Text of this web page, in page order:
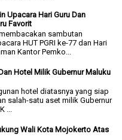
Upacara Hari Guru Dan
Favorit
sambutan
HUT PGRI ke-77 dan Hari
Kantor Pemko...
Hotel Milik Gubernur Maluku
hotel diatasnya yang siap
salah-satu aset milik Gubernur
...
Wali Kota Mojokerto Atas